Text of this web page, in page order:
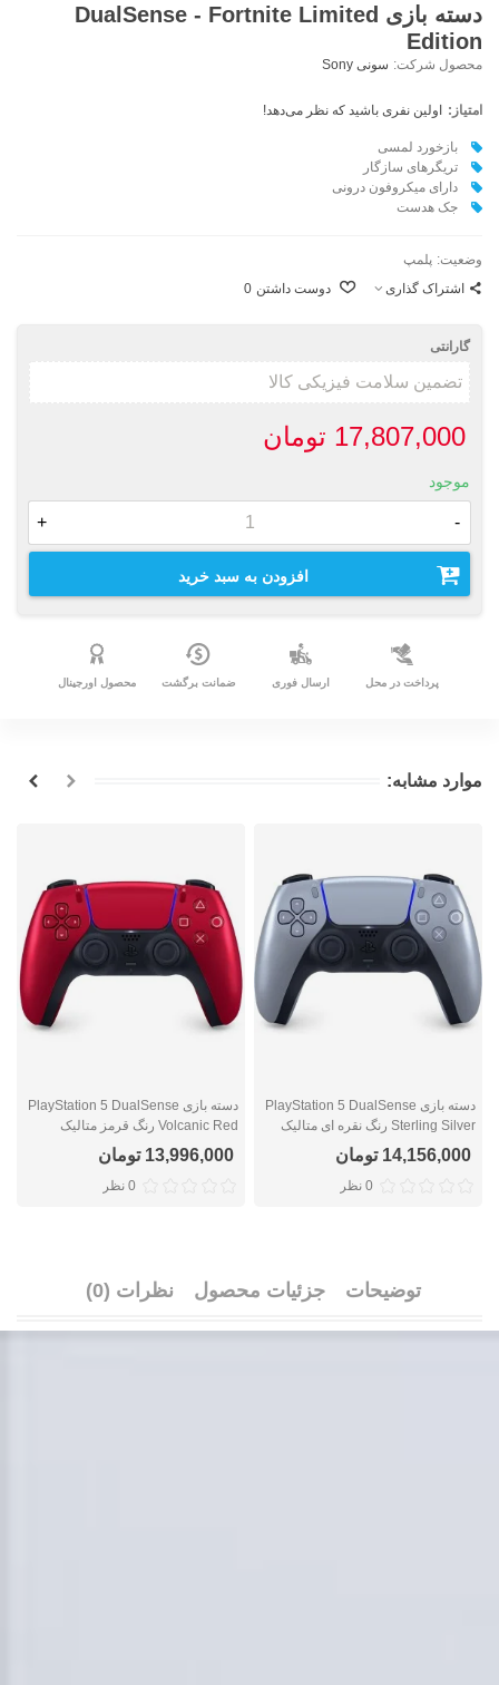
دسته بازی DualSense - Fortnite Limited
Edition
محصول شرکت: سونی Sony
امتیاز: اولین نفری باشید که نظر می‌دهد!
بازخورد لمسی
تریگرهای سازگار
دارای میکروفون درونی
جک هدست
وضعیت: پلمپ
اشتراک گذاری
دوست داشتن 0
گارانتی
17,807,000 تومان
موجود
-
+
افزودن به سبد خرید
پرداخت در محل ارسال فوری ضمانت برگشت محصول اورجینال
موارد مشابه:
دسته بازی PlayStation 5 DualSense
Sterling Silver رنگ نقره ای متالیک
14,156,000 تومان
0 نظر
دسته بازی PlayStation 5 DualSense
Volcanic Red رنگ قرمز متالیک
13,996,000 تومان
0 نظر
توضیحات جزئیات محصول نظرات (0)